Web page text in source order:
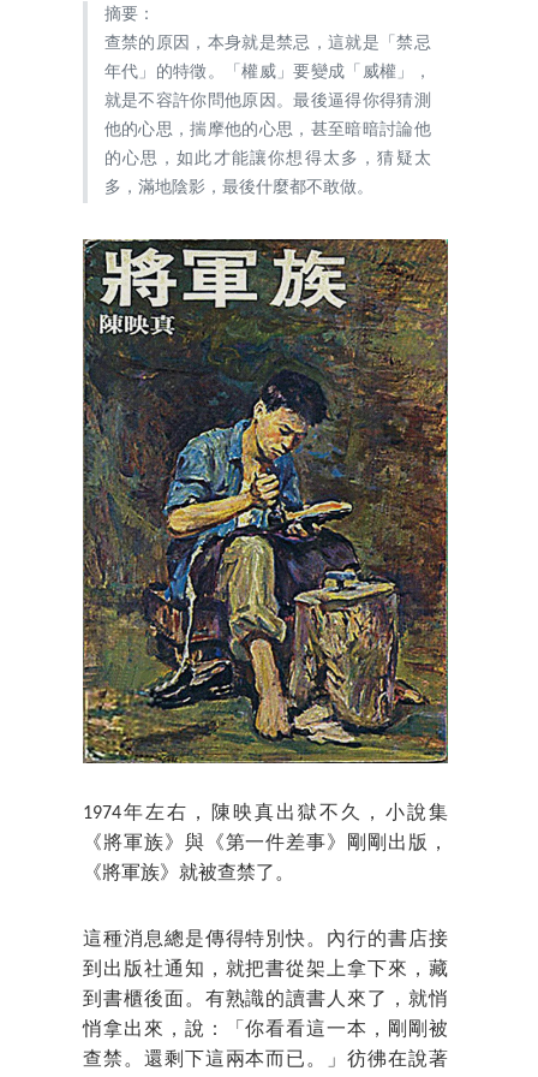
摘要：
查禁的原因，本身就是禁忌，這就是「禁忌
年代」的特徵。「權威」要變成「威權」，
就是不容許你問他原因。最後逼得你得猜測
他的心思，揣摩他的心思，甚至暗暗討論他
的心思，如此才能讓你想得太多，猜疑太
多，滿地陰影，最後什麼都不敢做。
1974年左右，陳映真出獄不久，小說集
《將軍族》與《第一件差事》剛剛出版，
《將軍族》就被查禁了。
這種消息總是傳得特別快。內行的書店接
到出版社通知，就把書從架上拿下來，藏
到書櫃後面。有熟識的讀書人來了，就悄
悄拿出來，說：「你看看這一本，剛剛被
查禁。還剩下這兩本而已。」彷彿在說著